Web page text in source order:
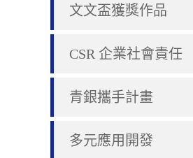
文文盃獲獎作品
CSR 企業社會責任
青銀攜手計畫
多元應用開發